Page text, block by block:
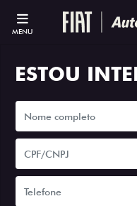
MENU
ESTOU